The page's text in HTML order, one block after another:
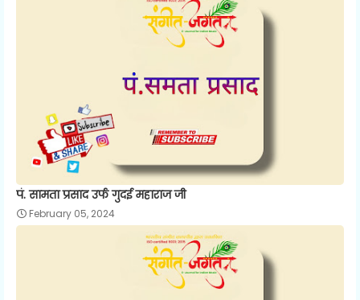
पं. सामता प्रसाद उर्फ गुदई महाराज जी
February 05, 2024